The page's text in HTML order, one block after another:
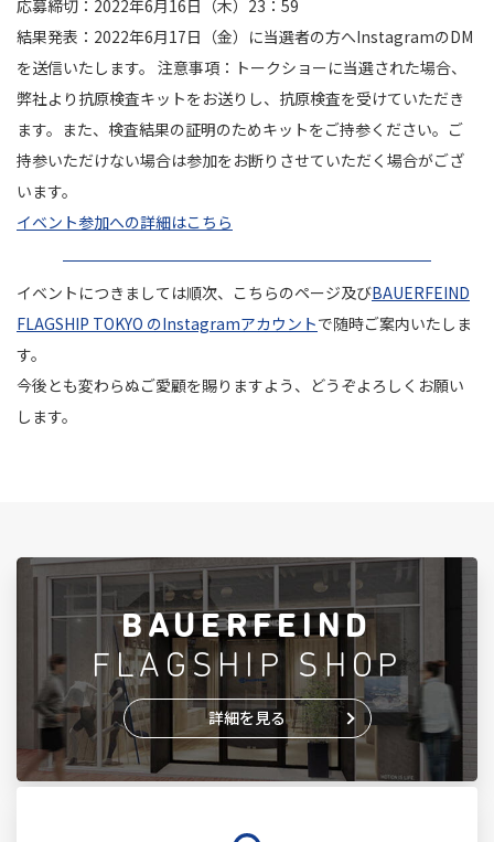
応募締切：2022年6月16日（木）23：59
結果発表：2022年6月17日（金）に当選者の方へInstagramのDM
を送信いたします。 注意事項：トークショーに当選された場合、
弊社より抗原検査キットをお送りし、抗原検査を受けていただき
ます。また、検査結果の証明のためキットをご持参ください。ご
持参いただけない場合は参加をお断りさせていただく場合がござ
います。
イベント参加への詳細はこちら
イベントにつきましては順次、こちらのページ及びBAUERFEIND
FLAGSHIP TOKYO のInstagramアカウントで随時ご案内いたしま
す。
今後とも変わらぬご愛顧を賜りますよう、どうぞよろしくお願い
します。
BAUERFEIND
FLAGSHIP SHOP
詳細を見る